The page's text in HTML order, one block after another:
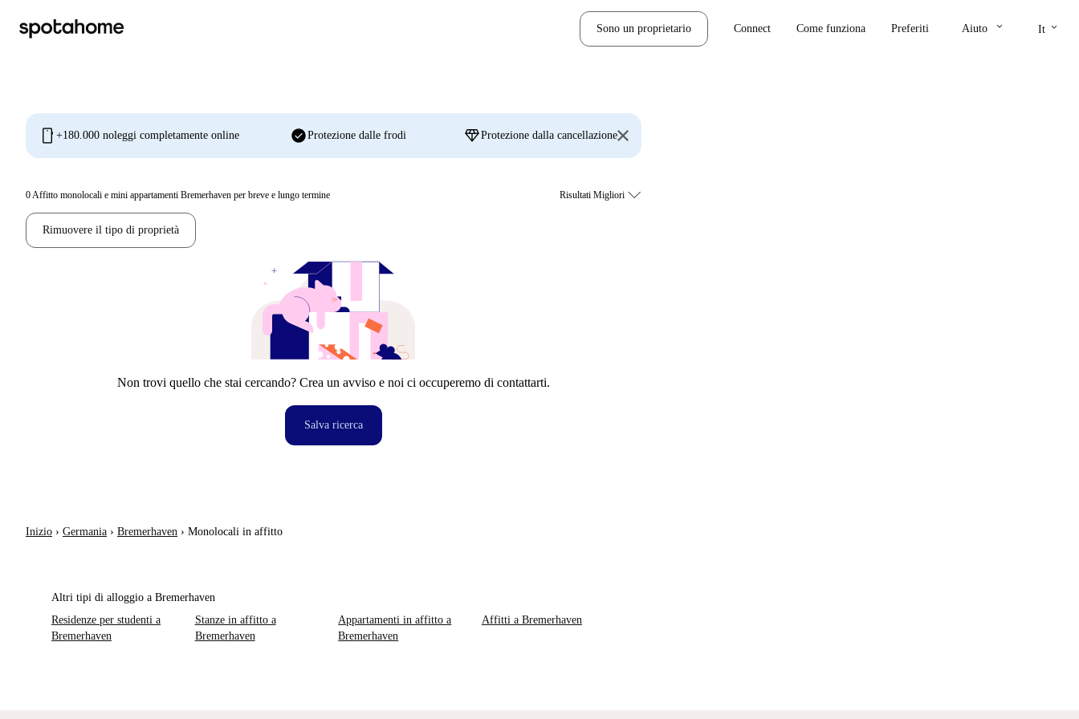
Sono un proprietario Connect Come funziona Preferiti Aiuto keyboard_arrow_down It keyboard_arrow_down
mobile +180.000 noleggi completamente online check_circleProtezione dalle frodi diamondProtezione dalla cancellazione
0Affitto monolocali e mini appartamenti Bremerhaven per breve e lungo termine
Rimuovere il tipo di proprietà
Non trovi quello che stai cercando? Crea un avviso e noi ci occuperemo di contattarti.
Salva ricerca
Inizio › Germania › Bremerhaven › Monolocali in affitto
Altri tipi di alloggio a Bremerhaven
Residenze per studenti a
Bremerhaven
Stanze in affitto a
Bremerhaven
Appartamenti in affitto a
Bremerhaven
Affitti a Bremerhaven